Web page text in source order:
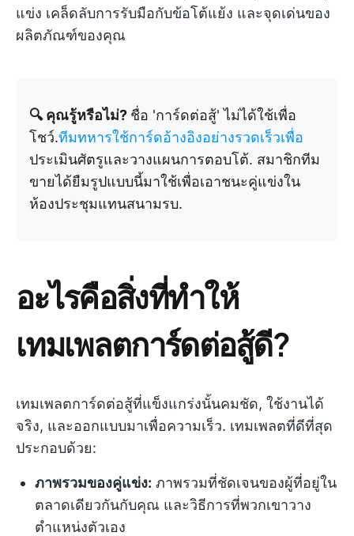
แข่ง เคล็ดลับการรับมือกับข้อโต้แย้ง และจุดเด่นของ
ผลิตภัณฑ์ของคุณ
🔍 คุณรู้หรือไม่? ชื่อ 'การ์ดต่อสู้' ไม่ได้ใช้เพื่อ
โชว์.ทีมทหารใช้การ์ดอ้างอิงอย่างรวดเร็วเพื่อ
ประเมินศัตรูและวางแผนการตอบโต้. สมาชิกทีม
ขายได้ยืมรูปแบบนี้มาใช้เพื่อเอาชนะคู่แข่งใน
ห้องประชุมแทนสนามรบ.
อะไรคือสิ่งที่ทำให้
เทมเพลตการ์ดต่อสู้ดี?
เทมเพลตการ์ดต่อสู้ที่แข็งแกร่งนั้นคมชัด, ใช้งานได้
จริง, และออกแบบมาเพื่อความเร็ว. เทมเพลตที่ดีที่สุด
ประกอบด้วย:
ภาพรวมของคู่แข่ง: ภาพรวมที่ชัดเจนของผู้ที่อยู่ใน
ตลาดเดียวกันกับคุณ และวิธีการที่พวกเขาวาง
ตำแหน่งตัวเอง